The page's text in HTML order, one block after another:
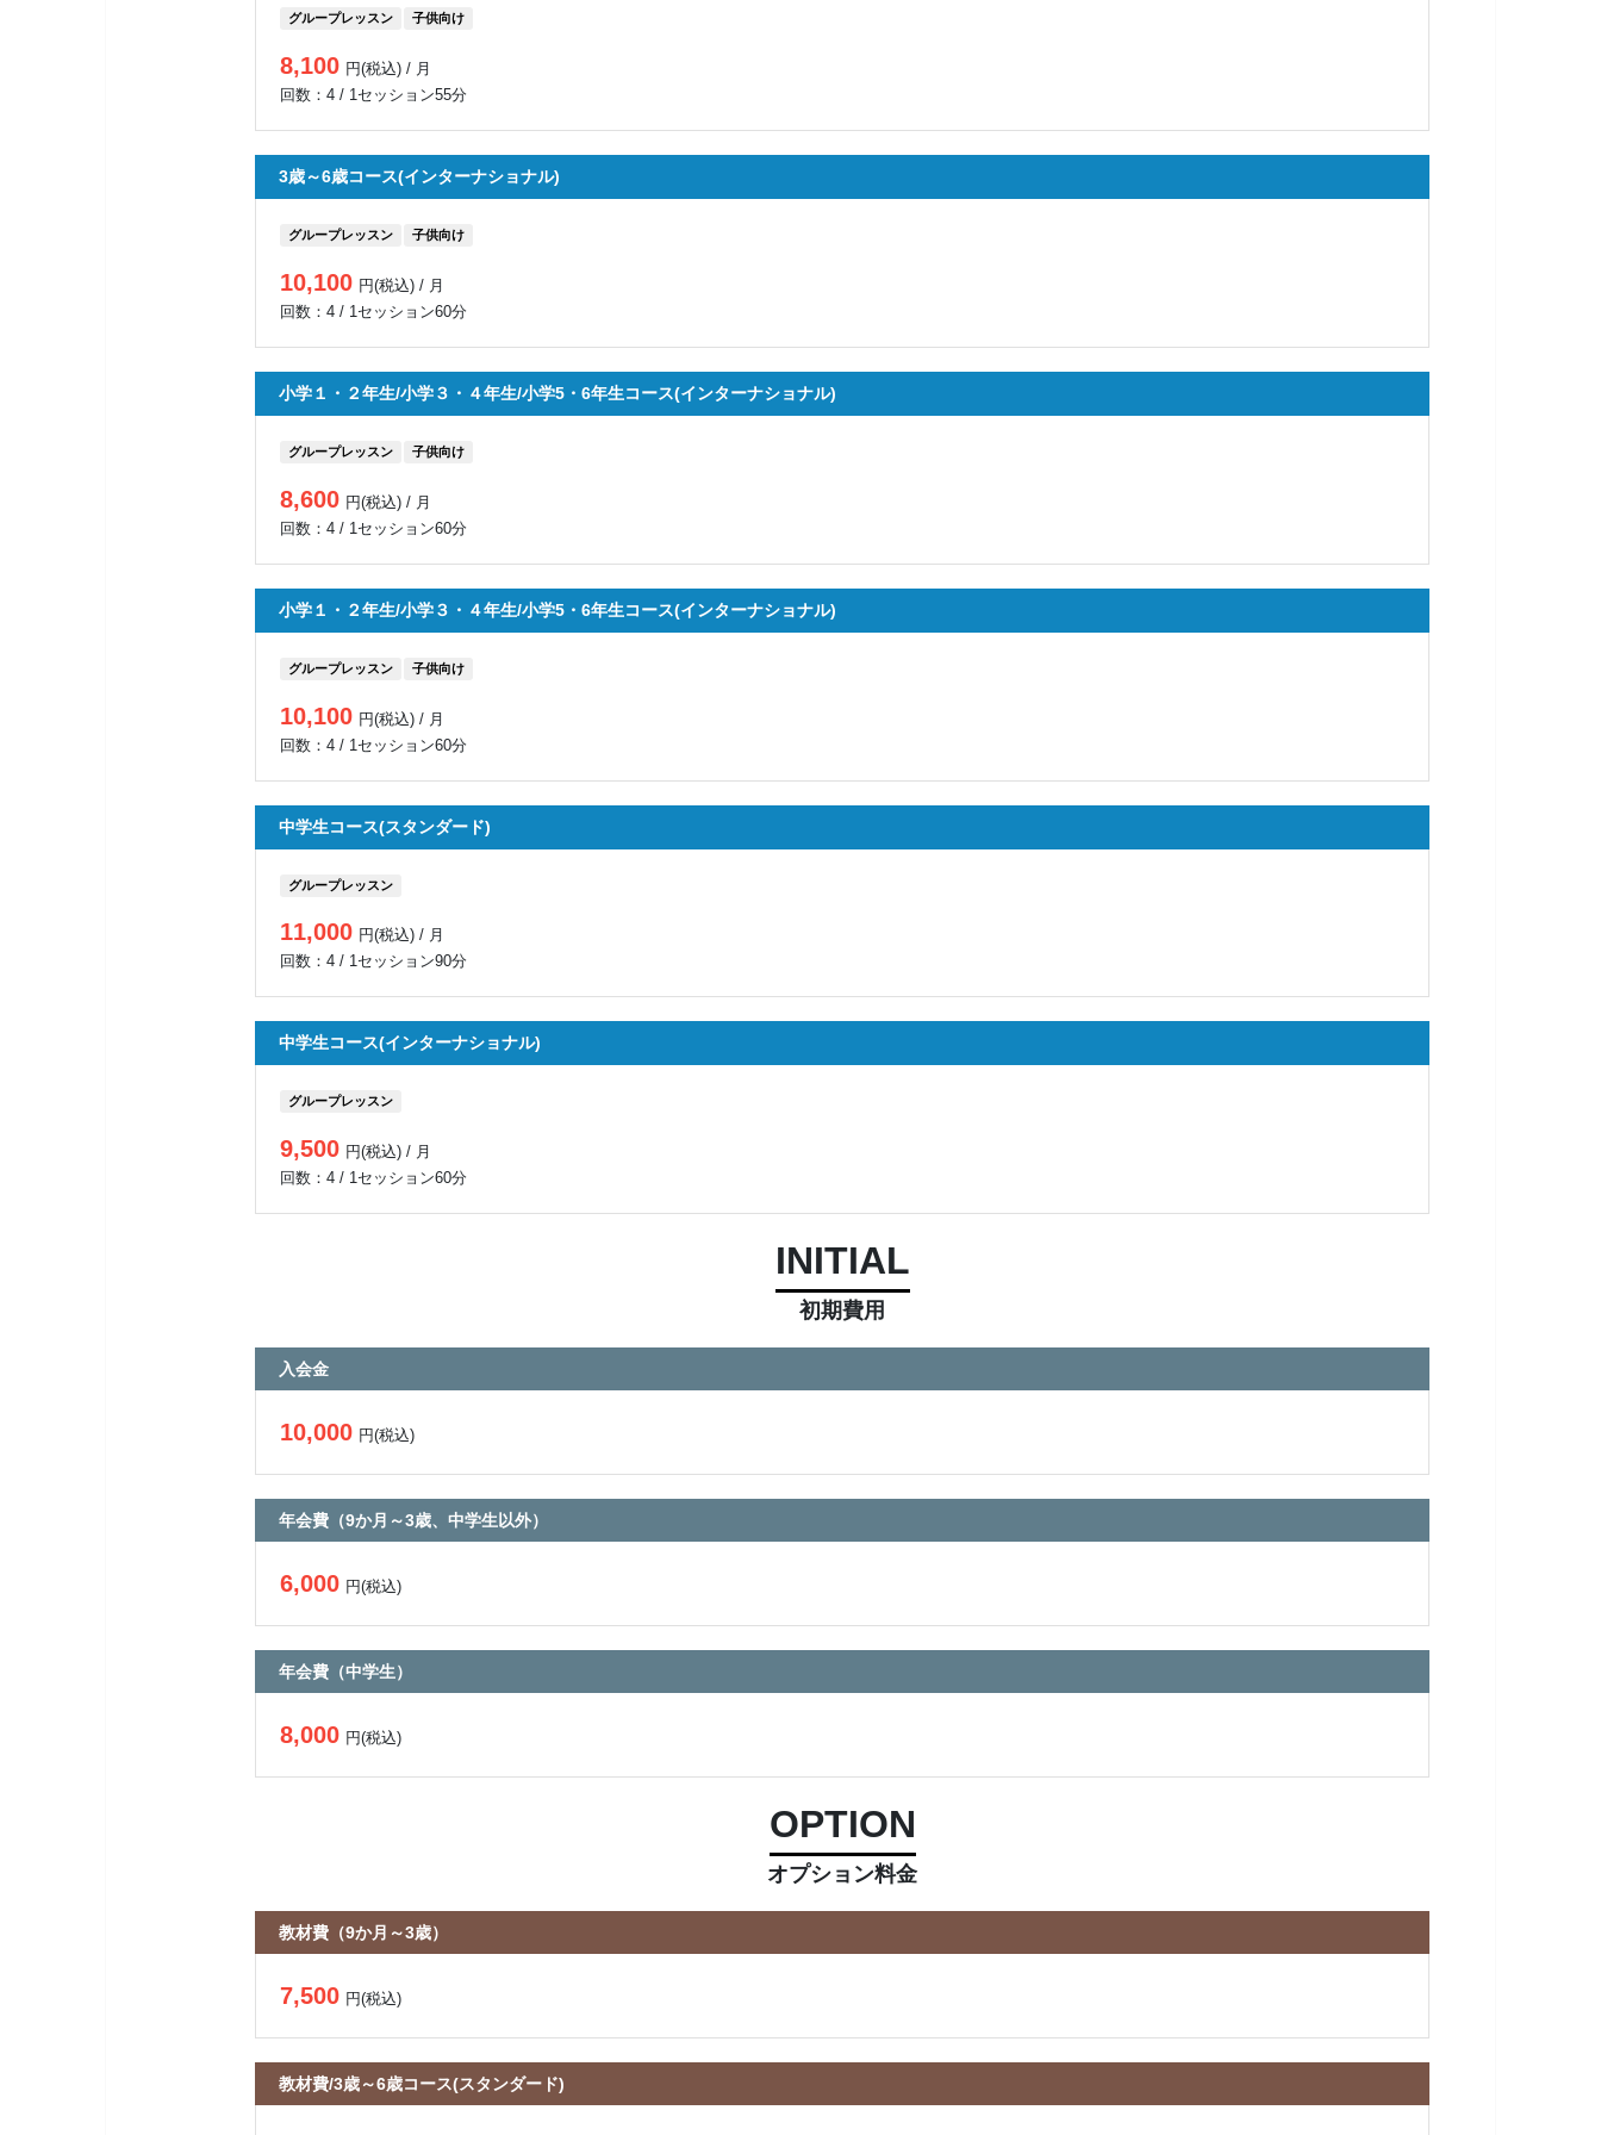
グループレッスン 子供向け
8,100 円(税込) / 月
回数：4 / 1セッション55分
3歳～6歳コース(インターナショナル)
グループレッスン 子供向け
10,100 円(税込) / 月
回数：4 / 1セッション60分
小学１・２年生/小学３・４年生/小学5・6年生コース(インターナショナル)
グループレッスン 子供向け
8,600 円(税込) / 月
回数：4 / 1セッション60分
小学１・２年生/小学３・４年生/小学5・6年生コース(インターナショナル)
グループレッスン 子供向け
10,100 円(税込) / 月
回数：4 / 1セッション60分
中学生コース(スタンダード)
グループレッスン
11,000 円(税込) / 月
回数：4 / 1セッション90分
中学生コース(インターナショナル)
グループレッスン
9,500 円(税込) / 月
回数：4 / 1セッション60分
INITIAL
初期費用
入会金
10,000 円(税込)
年会費（9か月～3歳、中学生以外）
6,000 円(税込)
年会費（中学生）
8,000 円(税込)
OPTION
オプション料金
教材費（9か月～3歳）
7,500 円(税込)
教材費/3歳～6歳コース(スタンダード)